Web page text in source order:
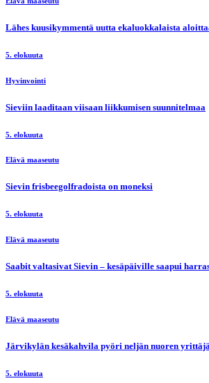
Lähes kuusikymmentä uutta ekaluokkalaista
5. elokuuta
Hyvinvointi
Sieviin laaditaan viisaan liikkumisen suunnitelmaa
5. elokuuta
Elävä maaseutu
Sievin frisbeegolfradoista on moneksi
5. elokuuta
Elävä maaseutu
Saabit valtasivat Sievin – kesäpäiville saapui
5. elokuuta
Elävä maaseutu
Järvikylän kesäkahvila pyöri neljän nuoren
5. elokuuta